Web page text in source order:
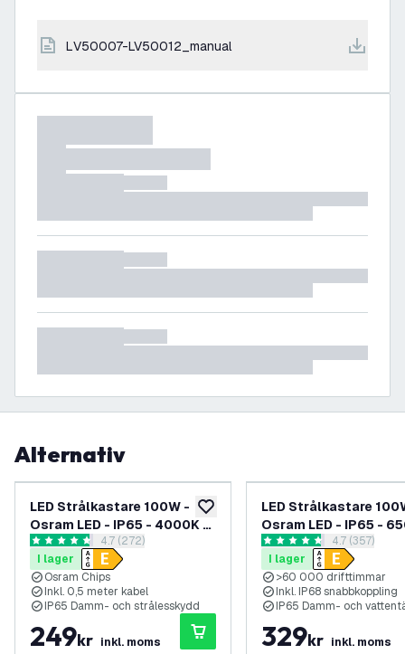
LV50007-LV50012_manual
Alternativ
lägg till i önskelistan
LED Strålkastare 100W -
Osram LED - IP65 - 4000K -
12.000 Lumen - Utomhus - 2
års garanti
öppna recensionspanel
4.7 stjärnbetyg4.7 (272)
I lager
Osram Chips
Inkl. 0,5 meter kabel
IP65 Damm- och strålesskydd
249kr inkl. moms
LED Strålkastare
Osram LED - IP65 -
12.000 Lumen -
års garanti
öppna
4.7 stjärnbetyg4.7 (357)
I lager
>60 000 drifttimmar
Inkl. IP68 snabbkoppling
IP65 Damm- och
329kr inkl. moms